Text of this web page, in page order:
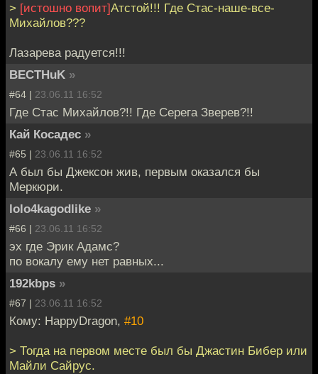
> [истошно вопит]Атстой!!! Где Стас-наше-все-
Михайлов???
Лазарева радуется!!!
BECTHuK »
#64 | 23.06.11 16:52
Где Стас Михайлов?!! Где Серега Зверев?!!
Кай Косадес »
#65 | 23.06.11 16:52
А был бы Джексон жив, первым оказался бы
Меркюри.
lolo4kagodlike »
#66 | 23.06.11 16:52
эх где Эрик Адамс?
по вокалу ему нет равных...
192kbps »
#67 | 23.06.11 16:52
Кому: HappyDragon, #10
> Тогда на первом месте был бы Джастин Бибер или
Майли Сайрус.